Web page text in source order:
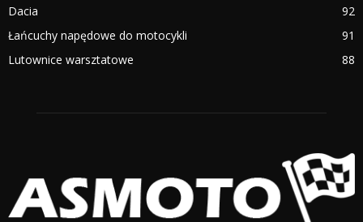
Dacia
92
Łańcuchy napędowe do motocykli
91
Lutownice warsztatowe
88